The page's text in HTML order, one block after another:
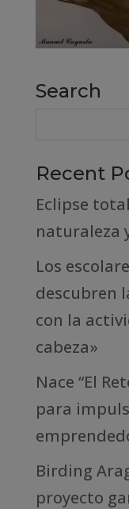
Search
Recent
Eclipse
naturaleza
Los
descubren
con la
cabeza»
Nace “El
para
Birding
proyecto